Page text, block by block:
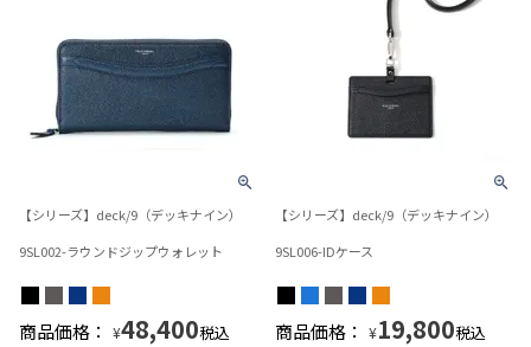
【シリーズ】deck/9（デッキナイン）
9SL002-ラウンドジップウォレット
商品価格： ¥48,400税込
【シリーズ】deck/9（デッキナイン）
9SL006-IDケース
商品価格： ¥19,800税込